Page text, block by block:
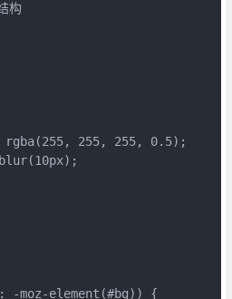
构
255, 255, 0.5);
-moz-element(#bg)) {